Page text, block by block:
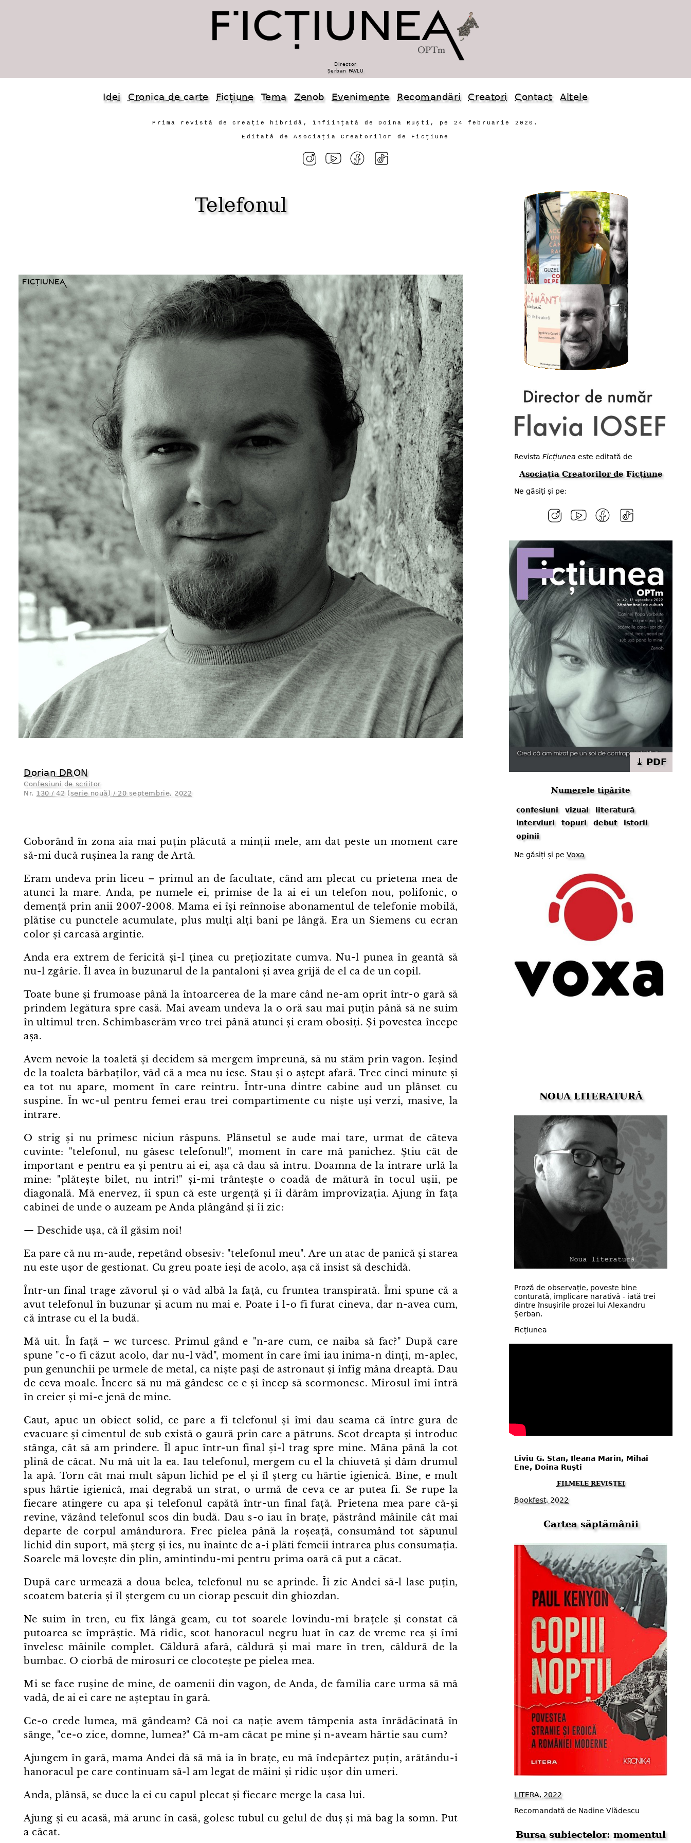
Director
Șerban PAVLU
Idei Cronica de carte Ficțiune Tema Zenob Evenimente Recomandări Creatori Contact Altele
Prima revistă de creație hibridă, înființată de Doina Ruști, pe 24 februarie 2020.
Editată de Asociația Creatorilor de Ficțiune
Telefonul
Dorian DRON
Confesiuni de scriitor
Nr. 130 / 42 (serie nouă) / 20 septembrie, 2022
Coborând în zona aia mai puțin plăcută a minții mele, am dat peste un moment care
să-mi ducă rușinea la rang de Artă.
Eram undeva prin liceu – primul an de facultate, când am plecat cu prietena mea de
atunci la mare. Anda, pe numele ei, primise de la ai ei un telefon nou, polifonic, o
demență prin anii 2007⁠-⁠2008. Mama ei își reînnoise abonamentul de telefonie mobilă,
plătise cu punctele acumulate, plus mulți alți bani pe lângă. Era un Siemens cu ecran
color și carcasă argintie.
Anda era extrem de fericită și⁠-⁠l ținea cu prețiozitate cumva. Nu⁠-⁠l punea în geantă să
nu⁠-⁠l zgârie. Îl avea în buzunarul de la pantaloni și avea grijă de el ca de un copil.
Toate bune și frumoase până la întoarcerea de la mare când ne⁠-⁠am oprit într⁠-⁠o gară să
prindem legătura spre casă. Mai aveam undeva la o oră sau mai puțin până să ne suim
în ultimul tren. Schimbaserăm vreo trei până atunci și eram obosiți. Și povestea începe
așa.
Avem nevoie la toaletă și decidem să mergem împreună, să nu stăm prin vagon. Ieșind
de la toaleta bărbaților, văd că a mea nu iese. Stau și o aștept afară. Trec cinci minute și
ea tot nu apare, moment în care reintru. Într⁠-⁠una dintre cabine aud un plânset cu
suspine. În wc⁠-⁠ul pentru femei erau trei compartimente cu niște uși verzi, masive, la
intrare.
O strig și nu primesc niciun răspuns. Plânsetul se aude mai tare, urmat de câteva
cuvinte: "telefonul, nu găsesc telefonul!", moment în care mă panichez. Știu cât de
important e pentru ea și pentru ai ei, așa că dau să intru. Doamna de la intrare urlă la
mine: "plătește bilet, nu intri!" și⁠-⁠mi trântește o coadă de mătură în tocul ușii, pe
diagonală. Mă enervez, îi spun că este urgență și îi dărâm improvizația. Ajung în fața
cabinei de unde o auzeam pe Anda plângând și îi zic:
— Deschide ușa, că îl găsim noi!
Ea pare că nu m⁠-⁠aude, repetând obsesiv: "telefonul meu". Are un atac de panică și starea
nu este ușor de gestionat. Cu greu poate ieși de acolo, așa că insist să deschidă.
Într⁠-⁠un final trage zăvorul și o văd albă la față, cu fruntea transpirată. Îmi spune că a
avut telefonul în buzunar și acum nu mai e. Poate i l⁠-⁠o fi furat cineva, dar n⁠-⁠avea cum,
că intrase cu el la budă.
Mă uit. În față – wc turcesc. Primul gând e "n⁠-⁠are cum, ce naiba să fac?" După care
spune "c⁠-⁠o fi căzut acolo, dar nu⁠-⁠l văd", moment în care îmi iau inima⁠-⁠n dinți, m⁠-⁠aplec,
pun genunchii pe urmele de metal, ca niște pași de astronaut și înfig mâna dreaptă. Dau
de ceva moale. Încerc să nu mă gândesc ce e și încep să scormonesc. Mirosul îmi întră
în creier și mi⁠-⁠e jenă de mine.
Caut, apuc un obiect solid, ce pare a fi telefonul și îmi dau seama că între gura de
evacuare și cimentul de sub există o gaură prin care a pătruns. Scot dreapta și introduc
stânga, cât să am prindere. Îl apuc într⁠-⁠un final și⁠-⁠l trag spre mine. Mâna până la cot
plină de căcat. Nu mă uit la ea. Iau telefonul, mergem cu el la chiuvetă și dăm drumul
la apă. Torn cât mai mult săpun lichid pe el și îl șterg cu hârtie igienică. Bine, e mult
spus hârtie igienică, mai degrabă un strat, o urmă de ceva ce ar putea fi. Se rupe la
fiecare atingere cu apa și telefonul capătă într⁠-⁠un final față. Prietena mea pare că-și
revine, văzând telefonul scos din budă. Dau s⁠-⁠o iau în brațe, păstrând mâinile cât mai
departe de corpul amândurora. Frec pielea până la roșeață, consumând tot săpunul
lichid din suport, mă șterg și ies, nu înainte de a⁠-⁠i plăti femeii intrarea plus consumația.
Soarele mă lovește din plin, amintindu⁠-⁠mi pentru prima oară că put a căcat.
După care urmează a doua belea, telefonul nu se aprinde. Îi zic Andei să-l lase puțin,
scoatem bateria și îl ștergem cu un ciorap pescuit din ghiozdan.
Ne suim în tren, eu fix lângă geam, cu tot soarele lovindu⁠-⁠mi brațele și constat că
putoarea se împrăștie. Mă ridic, scot hanoracul negru luat în caz de vreme rea și îmi
învelesc mâinile complet. Căldură afară, căldură și mai mare în tren, căldură de la
bumbac. O ciorbă de mirosuri ce clocotește pe pielea mea.
Mi se face rușine de mine, de oamenii din vagon, de Anda, de familia care urma să mă
vadă, de ai ei care ne așteptau în gară.
Ce⁠-⁠o crede lumea, mă gândeam? Că noi ca nație avem tâmpenia asta înrădăcinată în
sânge, "ce⁠-⁠o zice, domne, lumea?" Că m⁠-⁠am căcat pe mine și n⁠-⁠aveam hârtie sau cum?
Ajungem în gară, mama Andei dă să mă ia în brațe, eu mă îndepărtez puțin, arătându⁠-⁠i
hanoracul pe care continuam să-l am legat de mâini și ridic ușor din umeri.
Anda, plânsă, se duce la ei cu capul plecat și fiecare merge la casa lui.
Ajung și eu acasă, mă arunc în casă, golesc tubul cu gelul de duș și mă bag la somn. Put
a căcat.
Revista Ficțiunea este editată de
Asociația Creatorilor de Ficțiune
Ne găsiți și pe:
⤓ PDF
Numerele tipărite
confesiuni vizual
literatură
interviuri
topuri debut
istorii
opinii
Ne găsiți și pe Voxa
NOUA LITERATURĂ
Proză de observație, poveste bine
conturată, implicare narativă - iată trei
dintre însușirile prozei lui Alexandru
Șerban.
Ficțiunea
Liviu G. Stan, Ileana Marin, Mihai
Ene, Doina Ruști
FILMELE REVISTEI
Bookfest, 2022
Cartea săptămânii
LITERA, 2022
Recomandată de Nadine Vlădescu
Bursa subiectelor: momentul